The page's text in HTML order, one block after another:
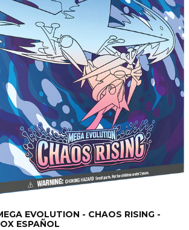
EVOLUTION - CHAOS RISING -
ESPAÑOL